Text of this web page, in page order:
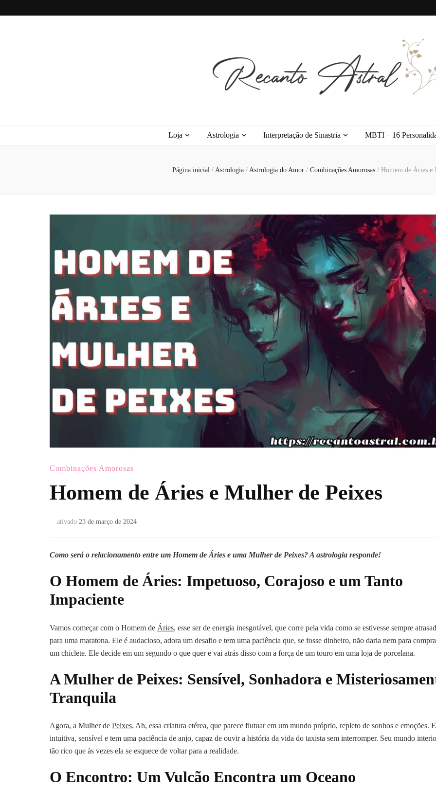
Loja Astrologia Interpretação de Sinastria MBTI – 16
Página inicial / Astrologia / Astrologia do Amor / Combinações Amorosas / Homem de Áries e
Combinações Amorosas
Homem de Áries e Mulher de Peixes
ativado 23 de março de 2024
Como será o relacionamento entre um Homem de Áries e uma Mulher de Peixes? A astrologia responde!
O Homem de Áries: Impetuoso, Corajoso e um Tanto
Impaciente
Vamos começar com o Homem de Áries, esse ser de energia inesgotável, que corre pela vida como se estivesse sempre
para uma maratona. Ele é audacioso, adora um desafio e tem uma paciência que, se fosse dinheiro, não daria nem para
um chiclete. Ele decide em um segundo o que quer e vai atrás disso com a força de um touro em uma loja de porcelana.
A Mulher de Peixes: Sensível, Sonhadora e
Tranquila
Agora, a Mulher de Peixes. Ah, essa criatura etérea, que parece flutuar em um mundo próprio, repleto de sonhos e emoções.
intuitiva, sensível e tem uma paciência de anjo, capaz de ouvir a história da vida do taxista sem interromper. Seu mundo
tão rico que às vezes ela se esquece de voltar para a realidade.
O Encontro: Um Vulcão Encontra um Oceano